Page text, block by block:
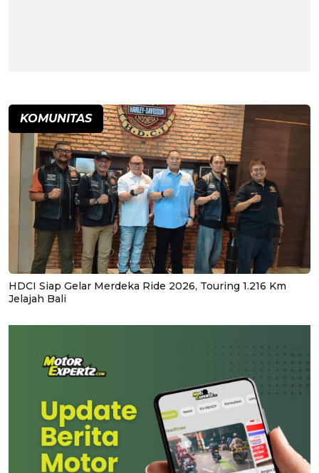
KOMUNITAS
HDCI Siap Gelar Merdeka Ride 2026, Touring 1.216 Km
Jelajah Bali